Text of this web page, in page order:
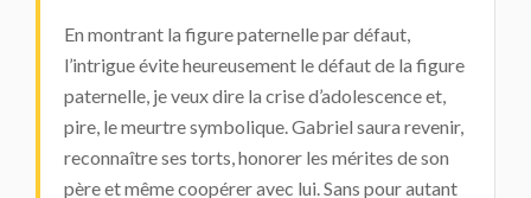
En montrant la figure paternelle par défaut,
l’intrigue évite heureusement le défaut de la figure
paternelle, je veux dire la crise d’adolescence et,
pire, le meurtre symbolique. Gabriel saura revenir,
reconnaître ses torts, honorer les mérites de son
père et même coopérer avec lui. Sans pour autant